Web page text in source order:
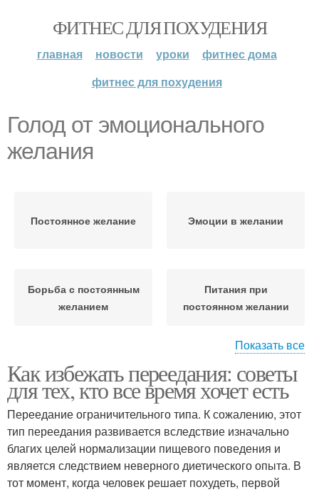
ФИТНЕС ДЛЯ ПОХУДЕНИЯ
главная новости уроки
фитнес дома
фитнес для похудения
Голод от эмоционального
желания
Постоянное желание Эмоции в желании
Борьба с постоянным
желанием
Питания при
постоянном желании
Активность на желание
Показать все
Как избежать переедания: советы
для тех, кто все время хочет есть
Переедание ограничительного типа. К сожалению, этот
тип переедания развивается вследствие изначально
благих целей нормализации пищевого поведения и
является следствием неверного диетического опыта. В
тот момент, когда человек решает похудеть, первой